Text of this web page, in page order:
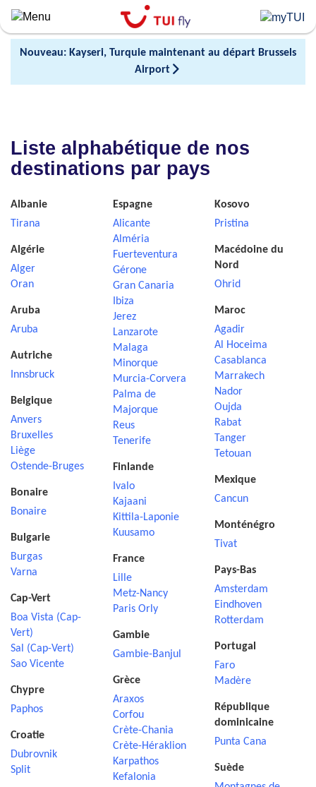
Skip
to
main
contentNouveau: Kayseri, Turquie maintenant au départ Brussels
Airport
Liste alphabétique de nos
destinations par pays
Albanie
Tirana
Algérie
Alger
Oran
Aruba
Aruba
Autriche
Innsbruck
Belgique
Anvers
Bruxelles
Liège
Ostende-Bruges
Bonaire
Bonaire
Bulgarie
Burgas
Varna
Cap-Vert
Boa Vista (Cap-
Vert)
Sal (Cap-Vert)
Sao Vicente
Chypre
Paphos
Croatie
Dubrovnik
Split
Espagne
Alicante
Alméria
Fuerteventura
Gérone
Gran Canaria
Ibiza
Jerez
Lanzarote
Malaga
Minorque
Murcia-Corvera
Palma de
Majorque
Reus
Tenerife
Finlande
Ivalo
Kajaani
Kittila-Laponie
Kuusamo
France
Lille
Metz-Nancy
Paris Orly
Gambie
Gambie-Banjul
Grèce
Araxos
Corfou
Crète-Chania
Crète-Héraklion
Karpathos
Kefalonia
Kosovo
Pristina
Macédoine du
Nord
Ohrid
Maroc
Agadir
Al Hoceima
Casablanca
Marrakech
Nador
Oujda
Rabat
Tanger
Tetouan
Mexique
Cancun
Monténégro
Tivat
Pays-Bas
Amsterdam
Eindhoven
Rotterdam
Portugal
Faro
Madère
République
dominicaine
Punta Cana
Suède